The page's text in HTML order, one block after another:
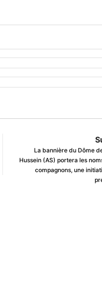
La bannière du Dôme
Hussein (AS) portera les
compagnons, une